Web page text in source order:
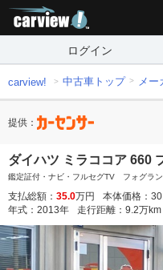
ログイン
carview! 中古車トップ メー
提供：
ダイハツ ミラココア 660
鑑定証付・ナビ・フルセグTV フォグラ
支払総額： 35.0万円 本体価格：
年式： 2013年 走行距離： 9.2万km